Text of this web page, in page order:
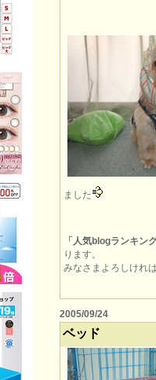
ました
「人気blogランキン
ります。
みなさまよろしけれ
2005/09/24
ベッド